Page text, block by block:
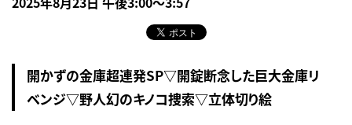
開かずの金庫超連発SP▽開錠断念した巨大金庫リ
ベンジ▽野人幻のキノコ捜索▽立体切り絵